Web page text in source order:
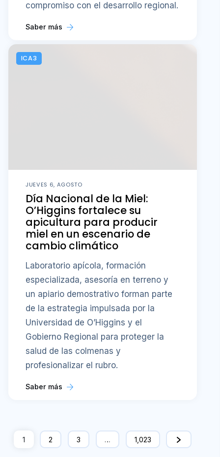
compromiso con el desarrollo regional.
Saber más
ICA3
JUEVES 6, AGOSTO
Día Nacional de la Miel:
O’Higgins fortalece su
apicultura para producir
miel en un escenario de
cambio climático
Laboratorio apícola, formación
especializada, asesoría en terreno y
un apiario demostrativo forman parte
de la estrategia impulsada por la
Universidad de O’Higgins y el
Gobierno Regional para proteger la
salud de las colmenas y
profesionalizar el rubro.
Saber más
1 2 3 … 1,023